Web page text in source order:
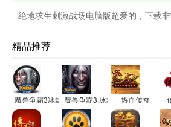
绝地求生刺激战场电脑版超爱的，下载非
精品推荐
魔兽争霸3冰封王座修改器
魔兽争霸3:冰封王座热血传奇